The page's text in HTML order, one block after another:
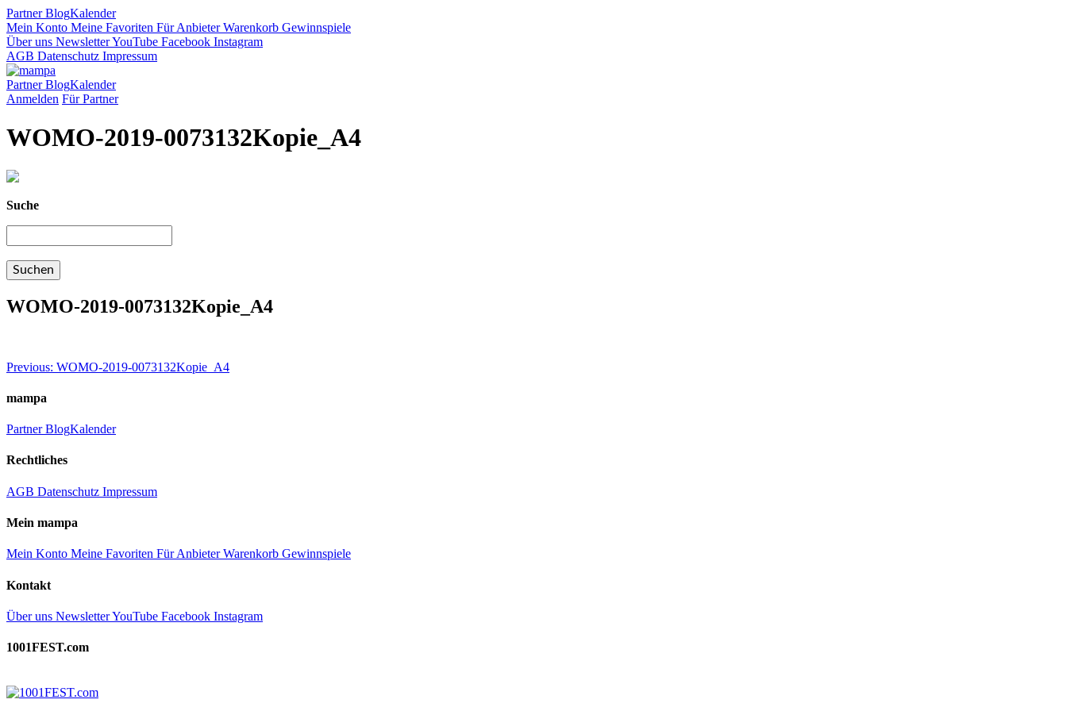
PartnerBlogKalender
Mein Konto Meine Favoriten Für AnbieterWarenkorb Gewinnspiele
Über uns NewsletterYouTube Facebook Instagram
AGB Datenschutz Impressum
PartnerBlogKalender
Anmelden Für Partner
WOMO-2019-0073132Kopie_A4
Suche
WOMO-2019-0073132Kopie_A4
Beitragsnavigation
Previous: WOMO-2019-0073132Kopie_A4
mampa
PartnerBlogKalender
Rechtliches
AGB Datenschutz Impressum
Mein mampa
Mein Konto Meine Favoriten Für AnbieterWarenkorb Gewinnspiele
Kontakt
Über uns NewsletterYouTube Facebook Instagram
1001FEST.com